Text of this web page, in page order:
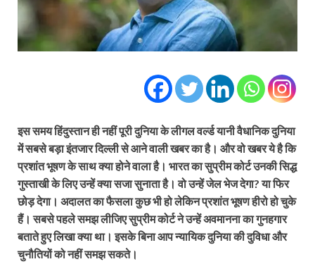
इस समय हिंदुस्तान ही नहीं पूरी दुनिया के लीगल वर्ल्ड यानी वैधानिक दुनिया
में सबसे बड़ा इंतजार दिल्ली से आने वाली खबर का है। और वो खबर ये है कि
प्रशांत भूषण के साथ क्या होने वाला है। भारत का सुप्रीम कोर्ट उनकी सिद्ध
गुस्ताखी के लिए उन्हें क्या सजा सुनाता है। वो उन्हें जेल भेज देगा? या फिर
छोड़ देगा। अदालत का फैसला कुछ भी हो लेकिन प्रशांत भूषण हीरो हो चुके
हैं। सबसे पहले समझ लीजिए सुप्रीम कोर्ट ने उन्हें अवमानना का गुनहगार
बताते हुए लिखा क्या था। इसके बिना आप न्यायिक दुनिया की दुविधा और
चुनौतियों को नहीं समझ सकते।